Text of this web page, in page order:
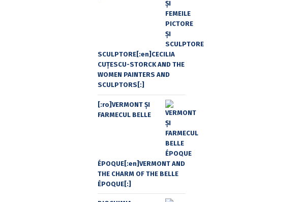
SCULPTORE[:en]CECILIA
CUŢESCU-STORCK AND THE
WOMEN PAINTERS AND
SCULPTORS[:]
[:ro]VERMONT ȘI
FARMECUL BELLE
ÉPOQUE[:en]VERMONT AND
THE CHARM OF THE BELLE
ÉPOQUE[:]